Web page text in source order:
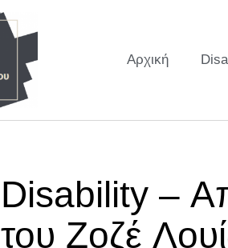
Αρχική
Disability –
του Ζοζέ